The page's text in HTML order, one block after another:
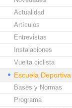
Actualidad
Artículos
Entrevistas
Instalaciones
Vuelta ciclista
Escuela Deportiva
Bases y Normas
Programa